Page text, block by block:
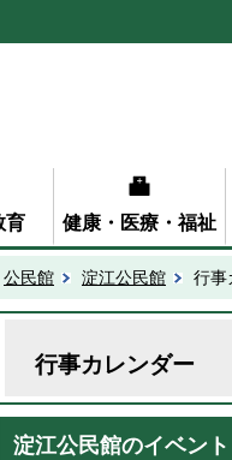
育 健康・医療・福祉
公民館 淀江公民館 行事
行事カレンダー
淀江公民館のイベント